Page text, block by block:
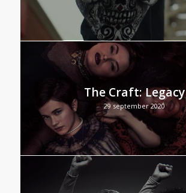
The Craft: Legacy
29 september 2020